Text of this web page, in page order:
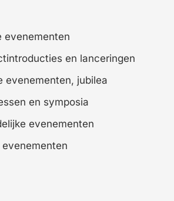
evenementen
en lanceringen
evenementen, jubilea
en symposia
evenementen
evenementen